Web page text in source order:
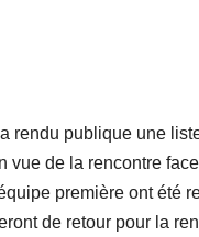
rendu publique une
vue de la rencontre
première ont été
de retour pour la